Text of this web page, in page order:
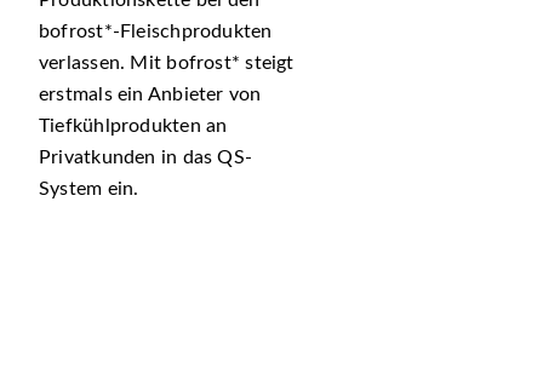
bofrost*-Fleischprodukten
verlassen. Mit bofrost* steigt
erstmals ein Anbieter von
Tiefkühlprodukten an
Privatkunden in das QS-
System ein.